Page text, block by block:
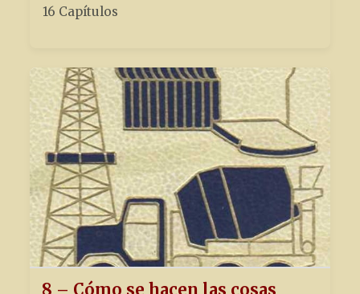
16 Capítulos
8 – Cómo se hacen las cosas